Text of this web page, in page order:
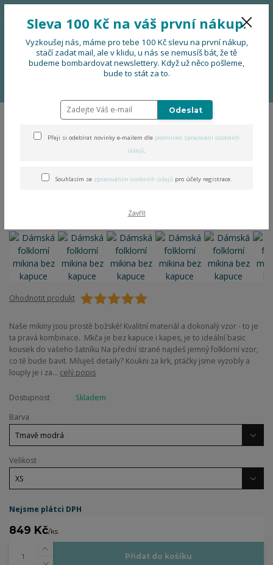
Menu
0 Kč
Dámská folklorní mikina bez
Ohodnotit produkt
Naše mikiny jsou prostě božské! Kvalitní materiál a dokonalý vzor - to je
ta pravá kombinace. Mkča je bez kapuce i kapes, je to ideální basic
kousek do vašeho šatníku Na přední straně najdeš jemný folklorní vzor,
co tě bude bavit. Miluješ detaily? Koukni za krk, ptáčky jsme vyzobly a
louply je i za... celý popis
Dostupnost
Skladem
Barva
Velikost
Nejsme plátci DPH
849 Kč/ks
Přidat do košíku
Sleva 100 Kč na váš první nákup.
Vyzkoušej nás, máme pro tebe 100 Kč slevu na první nákup,
stačí zadat mail, ale v klidu, u nás se nemusíš bát, že tě
budeme bombardovat newslettery. Když už něco pošleme,
bude to stát za to.
Odeslat
Přeji si odebírat novinky e-mailem dle podmínek zpracování osobních
údajů.
Souhlasím se zpracováním osobních údajů pro účely registrace.
Zavřít